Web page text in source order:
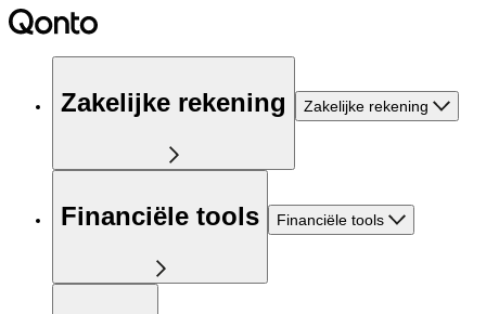
Zakelijke rekening Zakelijke rekening
Financiële tools Financiële tools